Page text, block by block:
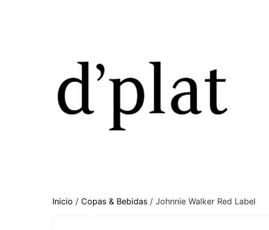
Inicio / Copas & Bebidas / Johnnie Walker Red Label